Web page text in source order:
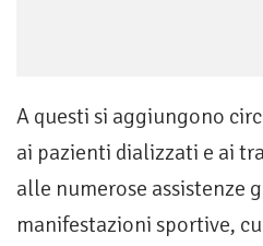
A questi si aggiungono
ai pazienti dializzati e ai
alle numerose assistenze
manifestazioni sportive,